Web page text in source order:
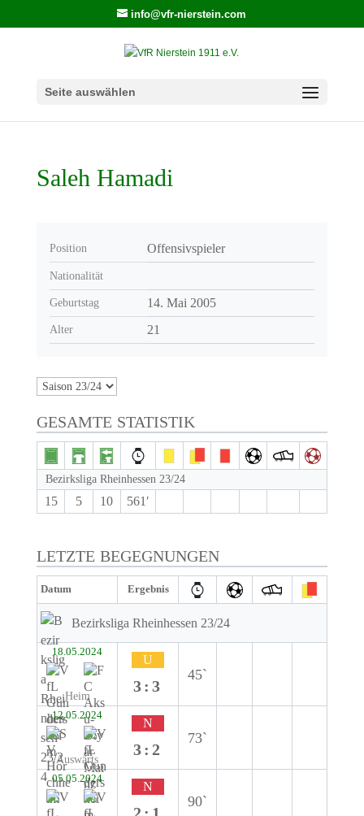
info@vfr-nierstein.com
Seite auswählen
Saleh Hamadi
Position Offensivspieler
Nationalität
Geburtstag 14. Mai 2005
Alter 21
GESAMTE STATISTIK
Bezirksliga Rheinhessen 23/24
15 5 10 561′
LETZTE BEGEGNUNGEN
Datum Ergebnis
Bezirksliga Rheinhessen 23/24
18.05.2024
Heim
U
3:3
45`
12.05.2024
Auswärts
N
3:2
73`
05.05.2024
N
90`